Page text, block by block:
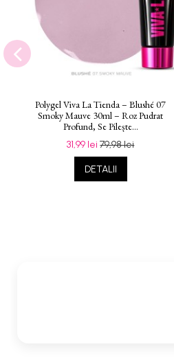
Polygel Viva La Tienda – Blushé 07
Smoky Mauve 30ml – Roz Pudrat
Profund, Se Pilește...
31,99 lei79,98 lei
DETALII